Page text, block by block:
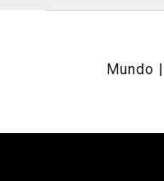
Mundo